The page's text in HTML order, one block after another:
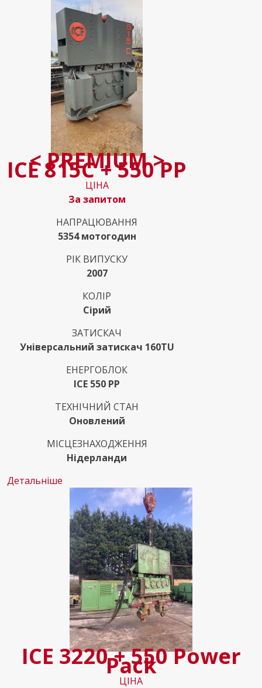
< PREMIUM >
ICE 815C + 550 PP
ЦІНА
За запитом
НАПРАЦЮВАННЯ
5354 мотогодин
РІК ВИПУСКУ
2007
КОЛІР
Сірий
ЗАТИСКАЧ
Універсальний затискач 160TU
ЕНЕРГОБЛОК
ICE 550 PP
ТЕХНІЧНИЙ СТАН
Оновлений
МІСЦЕЗНАХОДЖЕННЯ
Нідерланди
Детальніше
ICE 3220 + 550 Power
Pack
ЦІНА